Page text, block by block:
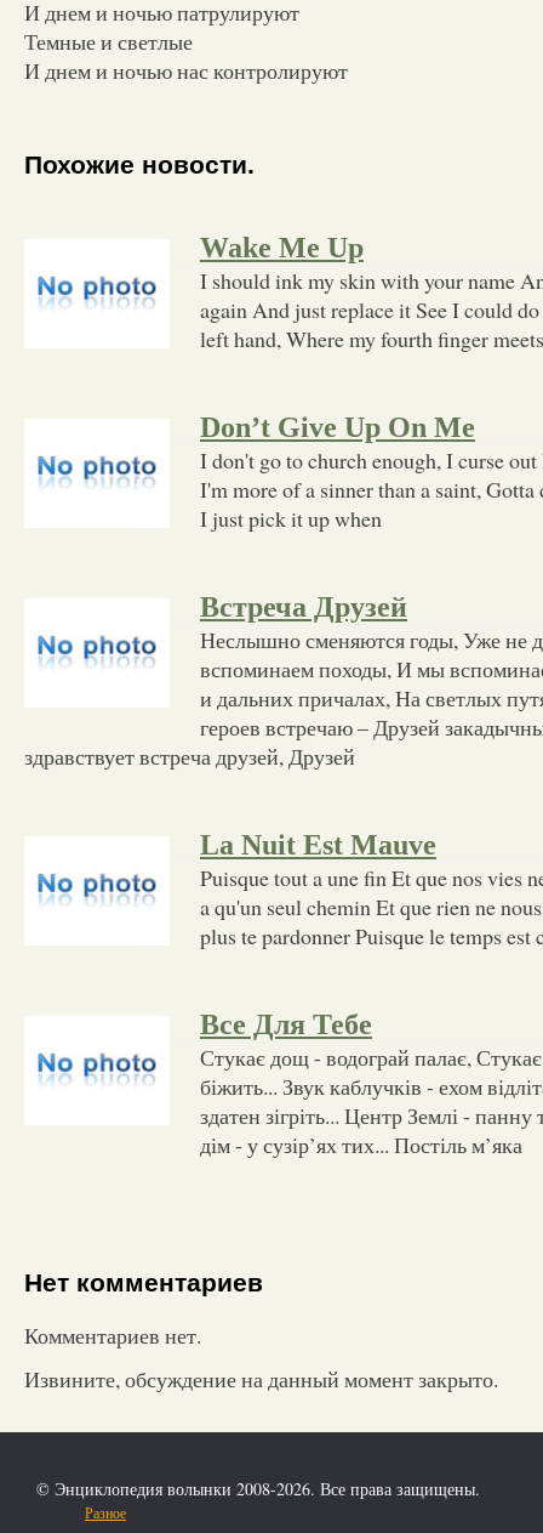
И днем и ночью патрулируют
Темные и светлые
И днем и ночью нас контролируют
Похожие новости.
Wake Me Up
I should ink my skin with your name
again And just replace it See I could
left hand, Where my fourth finger
Don’t Give Up On Me
I don't go to church enough, I curse
I'm more of a sinner than a saint,
I just pick it up when
Встреча Друзей
Неслышно сменяются годы, Уже не
вспоминаем походы, И мы
и дальних причалах, На светлых
героев встречаю – Друзей
здравствует встреча друзей, Друзей
La Nuit Est Mauve
Puisque tout a une fin Et que nos vies
a qu'un seul chemin Et que rien ne
plus te pardonner Puisque le temps est
Все Для Тебе
Стукає дощ - водограй палає,
біжить... Звук каблучків - ехом
здатен зігріть... Центр Землі -
дім - у сузір’ях тих... Постіль м’яка
Нет комментариев
Комментариев нет.
Извините, обсуждение на данный момент закрыто.
© Энциклопедия волынки 2008-2026. Все права защищены.
Разное